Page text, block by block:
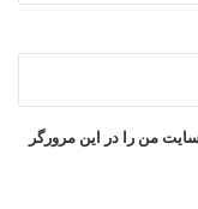
من را در این مرورگر